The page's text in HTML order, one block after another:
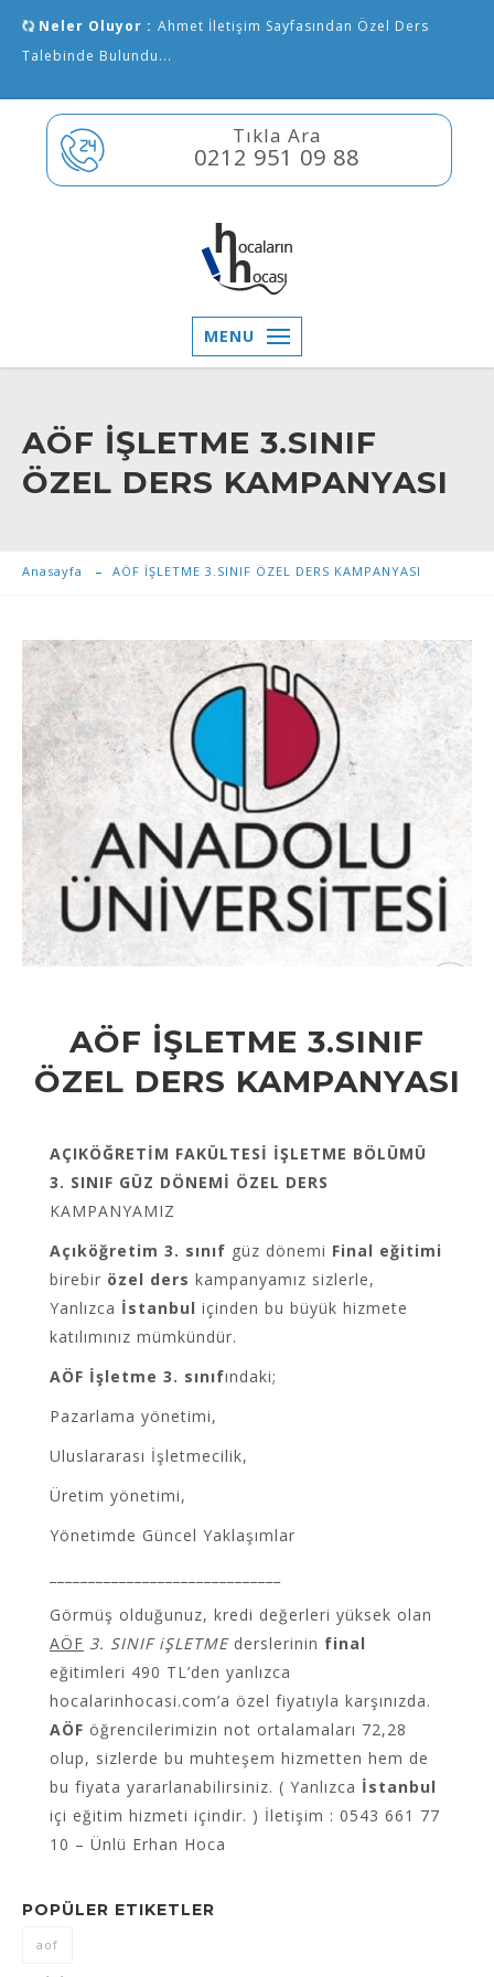
Neler Oluyor : Ahmet İletişim Sayfasından Özel Ders
Talebinde Bulundu...
Tıkla Ara
0212 951 09 88
MENU
AÖF İŞLETME 3.SINIF
ÖZEL DERS KAMPANYASI
Anasayfa AÖF İŞLETME 3.SINIF ÖZEL DERS KAMPANYASI
AÖF İŞLETME 3.SINIF
ÖZEL DERS KAMPANYASI
AÇIKÖĞRETİM FAKÜLTESİ İŞLETME BÖLÜMÜ
3. SINIF GÜZ DÖNEMİ ÖZEL DERS
KAMPANYAMIZ
Açıköğretim 3. sınıf güz dönemi Final eğitimi
birebir özel ders kampanyamız sizlerle,
Yanlızca İstanbul içinden bu büyük hizmete
katılımınız mümkündür.
AÖF İşletme 3. sınıfındaki;
Pazarlama yönetimi,
Uluslararası İşletmecilik,
Üretim yönetimi,
Yönetimde Güncel Yaklaşımlar
Görmüş olduğunuz, kredi değerleri yüksek olan
AÖF 3. SINIF iŞLETMEderslerinin final
eğitimleri 490 TL’den yanlızca
hocalarinhocasi.com’a özel fiyatıyla karşınızda.
AÖF öğrencilerimizin not ortalamaları 72,28
olup, sizlerde bu muhteşem hizmetten hem de
bu fiyata yararlanabilirsiniz. ( Yanlızca İstanbul
içi eğitim hizmeti içindir. ) İletişim : 0543 661 77
10 – Ünlü Erhan Hoca
POPÜLER ETIKETLER
aof